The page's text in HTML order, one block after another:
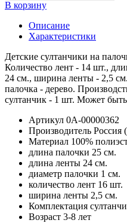
В корзину
Описание
Характеристики
Детские султанчики на
Количество лент - 14 шт.,
24 см., ширина ленты - 2,5
палочка - дерево.
султанчик - 1 шт. Может
Артикул 0А-00000362
Производитель
Материал 100%
длина палочки 25 см.
длина ленты 24 см.
диаметр палочки 1 см.
количество лент 16 шт.
ширина ленты 2,5 см.
Комплектация
Возраст 3-8 лет